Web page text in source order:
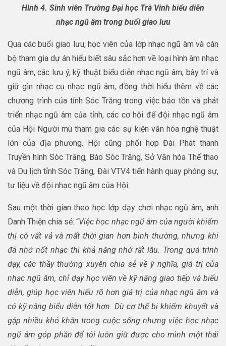
Hình 4. Sinh viên Trường Đại học Trà Vinh biểu diễn
nhạc ngũ âm trong buổi giao lưu
Qua các buổi giao lưu, học viên của lớp nhạc ngũ âm và cán
bộ tham gia dự án hiểu biết sâu sắc hơn về loại hình âm nhạc
ngũ âm, các lưu ý, kỹ thuật biểu diễn nhạc ngũ âm, bày trí và
giữ gìn nhạc cụ nhạc ngũ âm, đồng thời hiểu thêm về các
chương trình của tỉnh Sóc Trăng trong việc bảo tồn và phát
triển nhạc ngũ âm của tỉnh, các cơ hội để đội nhạc ngũ âm
của Hội Người mù tham gia các sự kiện văn hóa nghệ thuật
lớn của địa phương. Hội cũng phối hợp Đài Phát thanh
Truyền hình Sóc Trăng, Báo Sóc Trăng, Sở Văn hóa Thể thao
và Du lịch tỉnh Sóc Trăng, Đài VTV4 tiến hành quay phóng sự,
tư liệu về đội nhạc ngũ âm của Hội.
Sau một thời gian theo học lớp dạy chơi nhạc ngũ âm, anh
Danh Thiện chia sẻ: “Việc học nhạc ngũ âm của người khiếm
thị có vất vả và mất thời gian hơn bình thường, nhưng khi
đã nhớ nốt nhạc thì khả năng nhớ rất lâu. Trong quá trình
dạy, các thầy thường xuyên chia sẻ về ý nghĩa, giá trị của
nhạc ngũ âm, chỉ dạy học viên về kỹ năng giao tiếp và biểu
diễn, giúp học viên hiểu rõ hơn giá trị của nhạc ngũ âm và
có kỹ năng biểu diễn tốt hơn. Dù cơ thể bị khiếm khuyết và
gặp nhiều khó khăn trong cuộc sống nhưng việc học nhạc
ngũ âm góp phần để tôi luôn giữ được cho mình một thái